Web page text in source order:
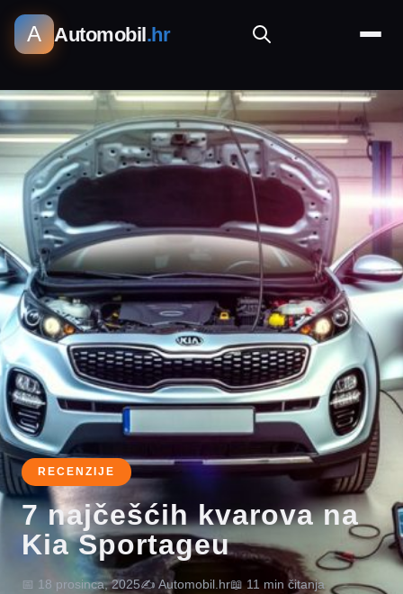
A Automobil.hr
RECENZIJE
7 najčešćih kvarova na
Kia Sportageu
📅 18 prosinca, 2025✍️ Automobil.hr📖 11 min čitanja